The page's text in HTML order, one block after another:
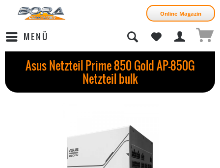
Online Magazin
MENÜ
Asus Netzteil Prime 850 Gold AP-850G
Netzteil bulk